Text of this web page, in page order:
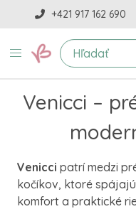
+421 917 162 690
Venicci –
Venicci patrí medzi
kočíkov, ktoré
komfort a praktické